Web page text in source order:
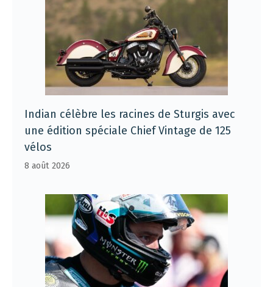
Indian célèbre les racines de Sturgis avec
une édition spéciale Chief Vintage de 125
vélos
8 août 2026